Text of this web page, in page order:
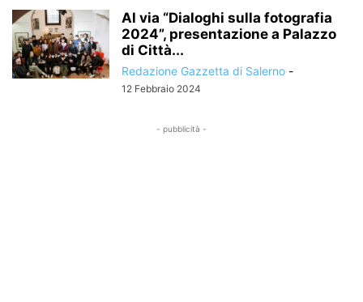
Al via “Dialoghi sulla fotografia
2024”, presentazione a Palazzo
di Città...
Redazione Gazzetta di Salerno -
12 Febbraio 2024
- pubblicità -